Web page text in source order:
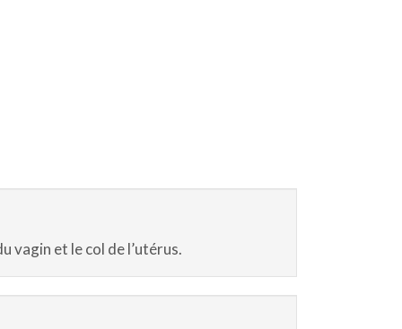
vagin et le col de l’utérus.